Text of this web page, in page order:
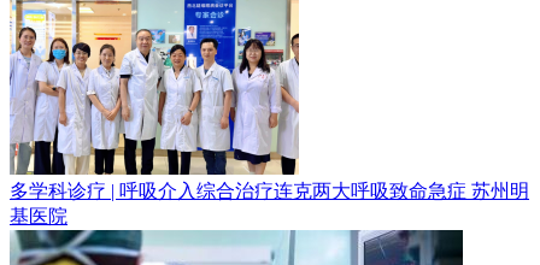
多学科诊疗 | 呼吸介入综合治疗连克两大呼吸致命急症 苏州明
基医院